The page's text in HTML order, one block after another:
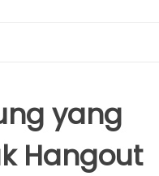
yang
Hangout